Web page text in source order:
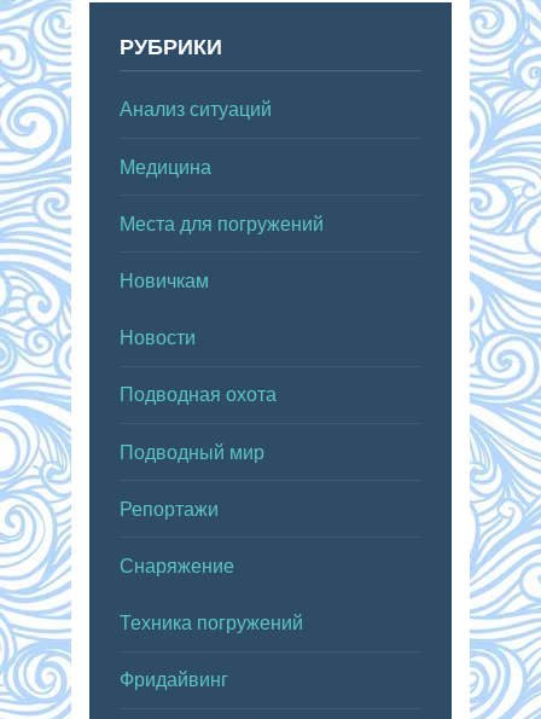
РУБРИКИ
Анализ ситуаций
Медицина
Места для погружений
Новичкам
Новости
Подводная охота
Подводный мир
Репортажи
Снаряжение
Техника погружений
Фридайвинг